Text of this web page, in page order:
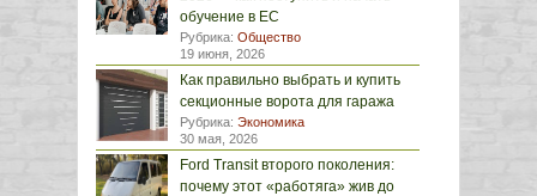
обучение в ЕС
Рубрика: Общество
19 июня, 2026
Как правильно выбрать и купить
секционные ворота для гаража
Рубрика: Экономика
30 мая, 2026
Ford Transit второго поколения:
почему этот «работяга» жив до